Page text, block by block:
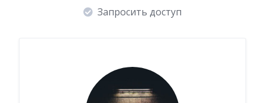
Запросить доступ